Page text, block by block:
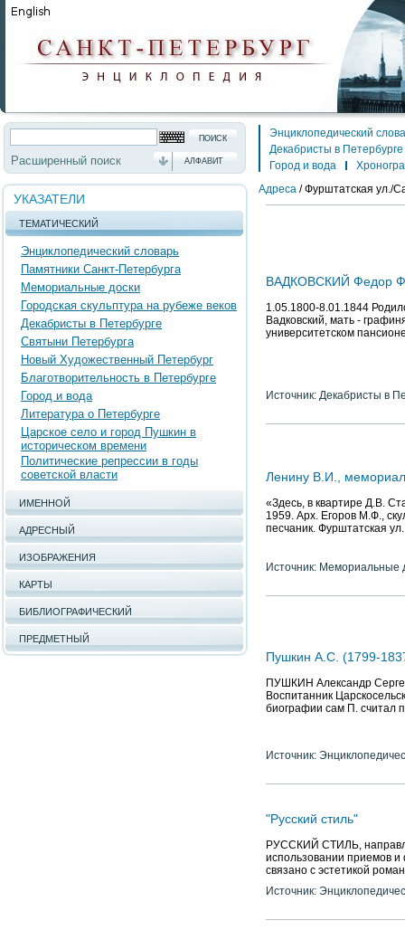
Расширенный поиск АЛФАВИТ
УКАЗАТЕЛИ
ТЕМАТИЧЕСКИЙ
Энциклопедический словарь
Памятники Санкт-Петербурга
Мемориальные доски
Городская скульптура на рубеже веков
Декабристы в Петербурге
Святыни Петербурга
Новый Художественный Петербург
Благотворительность в Петербурге
Город и вода
Литература о Петербурге
Царское село и город Пушкин в
историческом времени
Политические репрессии в годы
советской власти
ИМЕННОЙ
АДРЕСНЫЙ
ИЗОБРАЖЕНИЯ
КАРТЫ
БИБЛИОГРАФИЧЕСКИЙ
ПРЕДМЕТНЫЙ
Энциклопедический
Декабристы в Петербурге
Город и вода
Адреса / Фурштатская ул./
ВАДКОВСКИЙ Федор
1.05.1800-8.01.1844
Вадковский, мать -
университетском
Источник: Декабристы в
Ленину В.И.,
«Здесь, в квартире Д.В.
1959. Арх. Егоров М.Ф.,
песчаник. Фурштатская
Источник: Мемориальные
Пушкин А.С. (1799-
ПУШКИН Александр
Воспитанник
биографии сам П. считал
Источник:
"Русский стиль"
РУССКИЙ СТИЛЬ,
использовании приемов и
связано с эстетикой
Источник: